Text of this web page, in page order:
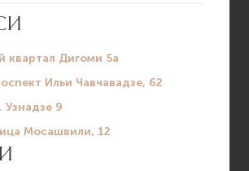
(АСТ)
гормон (ТТГ)
гепатит В и С, сифилис)